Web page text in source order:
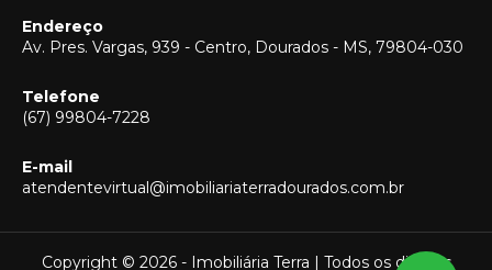
Endereço
Av. Pres. Vargas, 939 - Centro, Dourados - MS, 79804-030
Telefone
(67) 99804-7228
E-mail
atendentevirtual@imobiliariaterradourados.com.br
Copyright © 2026 - Imobiliária Terra | Todos os direitos
Vendas
(67) 99804-7228
Locação
(67) 99804-7228